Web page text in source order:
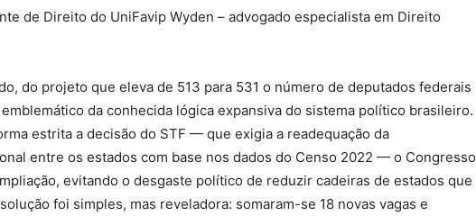
de Direito do UniFavip Wyden – advogado especialista em Direito
do projeto que eleva de 513 para 531 o número de deputados federais
da conhecida lógica expansiva do sistema político brasileiro.
estrita a decisão do STF — que exigia a readequação da
entre os estados com base nos dados do Censo 2022 — o Congresso
evitando o desgaste político de reduzir cadeiras de estados que
foi simples, mas reveladora: somaram-se 18 novas vagas e